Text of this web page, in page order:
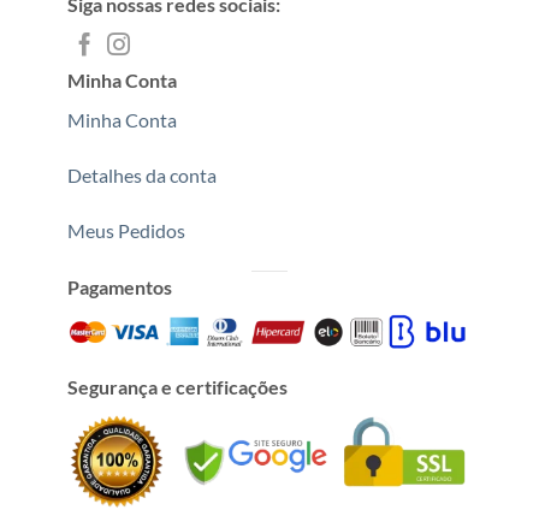
Minha Conta
Minha Conta
Detalhes da conta
Meus Pedidos
Pagamentos
Segurança e certificações